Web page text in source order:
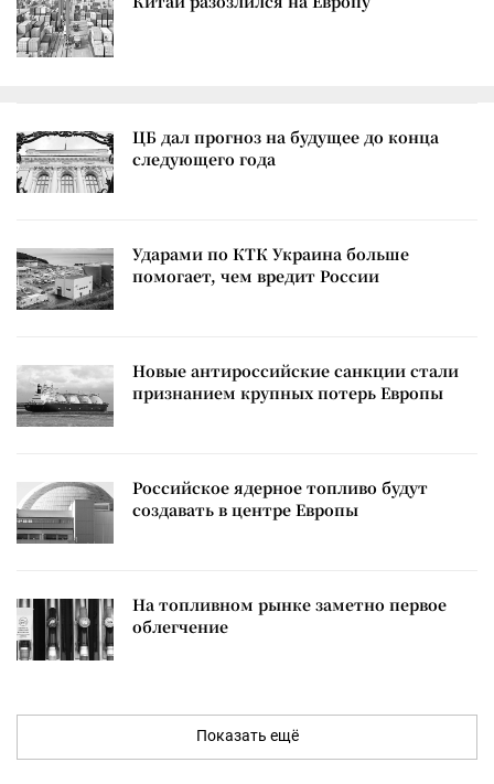
ЦБ дал прогноз на будущее до конца
следующего года
Ударами по КТК Украина больше
помогает, чем вредит России
Новые антироссийские санкции стали
признанием крупных потерь Европы
Российское ядерное топливо будут
создавать в центре Европы
На топливном рынке заметно первое
облегчение
Показать ещё